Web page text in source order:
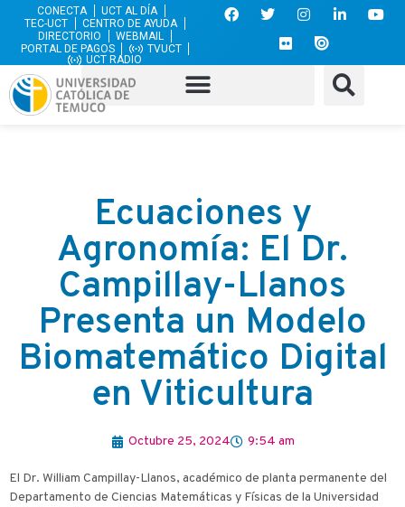
CONECTA
UCT AL DÍA
TEC-UCT
CENTRO DE AYUDA
DIRECTORIO
WEBMAIL
PORTAL DE PAGOS
TVUCT
UCT RADIO
Ecuaciones y
Agronomía: El Dr.
Campillay-Llanos
Presenta un Modelo
Biomatemático Digital
en Viticultura
Octubre 25, 2024 9:54 am
El Dr. William Campillay-Llanos, académico de planta permanente del
Departamento de Ciencias Matemáticas y Físicas de la Universidad